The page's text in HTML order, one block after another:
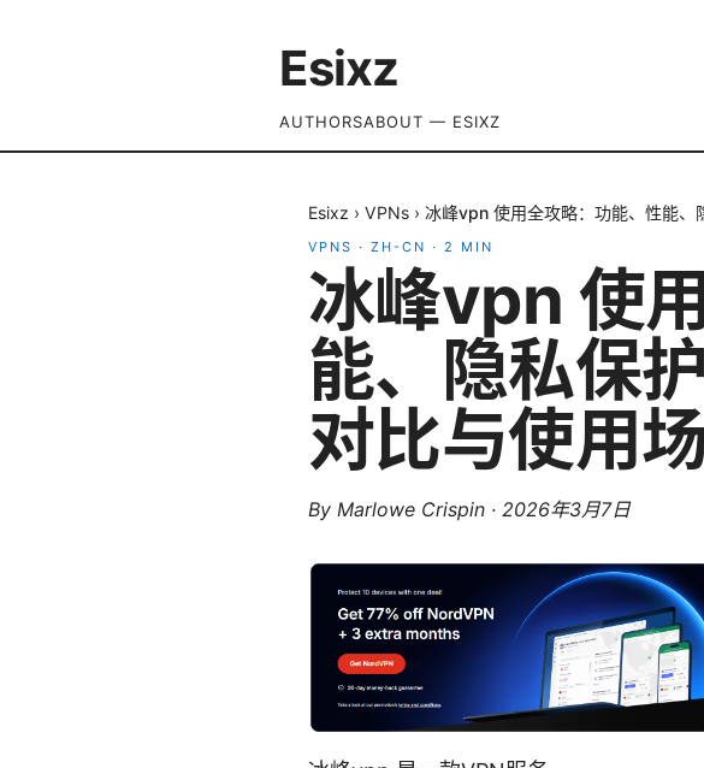
Esixz
AUTHORSABOUT — ESIXZ
Esixz › VPNs › 冰峰vpn 使用全攻略：功能、性能、
VPNS · ZH-CN · 2 MIN
冰峰vpn 使
能、隐私保
对比与使用
By Marlowe Crispin · 2026年3月7日